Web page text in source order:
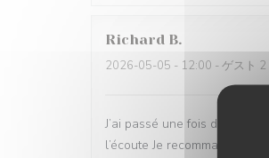
Richard B
2026-05-05 - 12:00 - ゲスト 2
J’ai passé une fois de plus
l’écoute Je recommande